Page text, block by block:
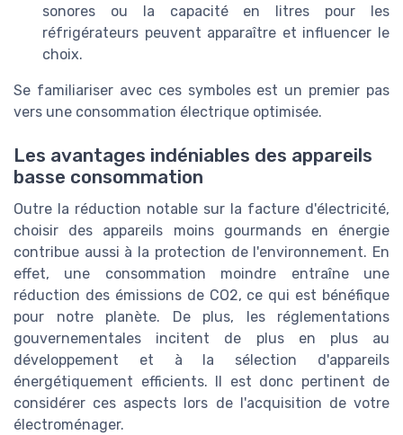
sonores ou la capacité en litres pour les
réfrigérateurs peuvent apparaître et influencer le
choix.
Se familiariser avec ces symboles est un premier pas
vers une consommation électrique optimisée.
Les avantages indéniables des appareils
basse consommation
Outre la réduction notable sur la facture d'électricité,
choisir des appareils moins gourmands en énergie
contribue aussi à la protection de l'environnement. En
effet, une consommation moindre entraîne une
réduction des émissions de CO2, ce qui est bénéfique
pour notre planète. De plus, les réglementations
gouvernementales incitent de plus en plus au
développement et à la sélection d'appareils
énergétiquement efficients. Il est donc pertinent de
considérer ces aspects lors de l'acquisition de votre
électroménager.